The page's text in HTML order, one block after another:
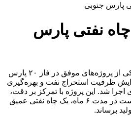
پارس جنوبی
نفتی پارس
پروژه حفاری پارس حفار یکی از پروژه‌های موفق در فاز ۲۰ پارس
ظرفیت استخراج نفت و بهره‌گیری
اجرا شد. این پروژه با تمرکز بر دقت،
ایمنی و کاهش هزینه‌ها توانست در مدت ۶ ماه، یک چاه نفتی عمیق
برساند.